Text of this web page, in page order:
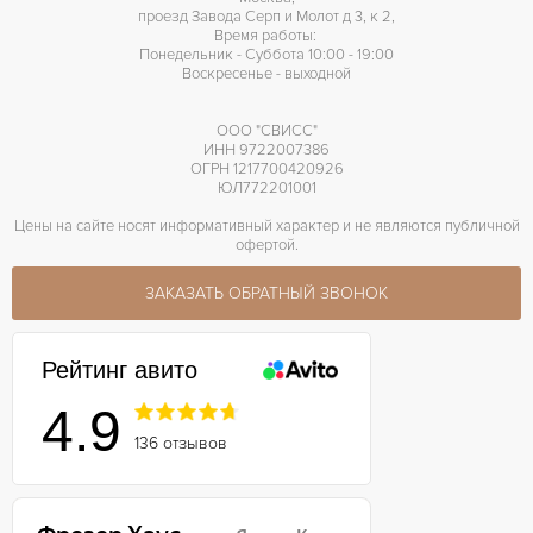
проезд Завода Серп и Молот д 3, к 2,
Время работы:
Понедельник - Суббота 10:00 - 19:00
Воскресенье - выходной
ООО "СВИСС"
ИНН 9722007386
ОГРН 1217700420926
ЮЛ772201001
Цены на сайте носят информативный характер и не являются публичной
офертой.
ЗАКАЗАТЬ ОБРАТНЫЙ ЗВОНОК
Рейтинг авито
4.9 136 отзывов